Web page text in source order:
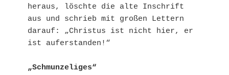
heraus, löschte die alte Inschrift
aus und schrieb mit großen Lettern
darauf: „Christus ist nicht hier, er
ist auferstanden!“
„Schmunzeliges“